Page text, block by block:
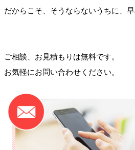
だからこそ、そうならないうちに、
ご相談、お見積もりは無料です。
お気軽にお問い合わせください。